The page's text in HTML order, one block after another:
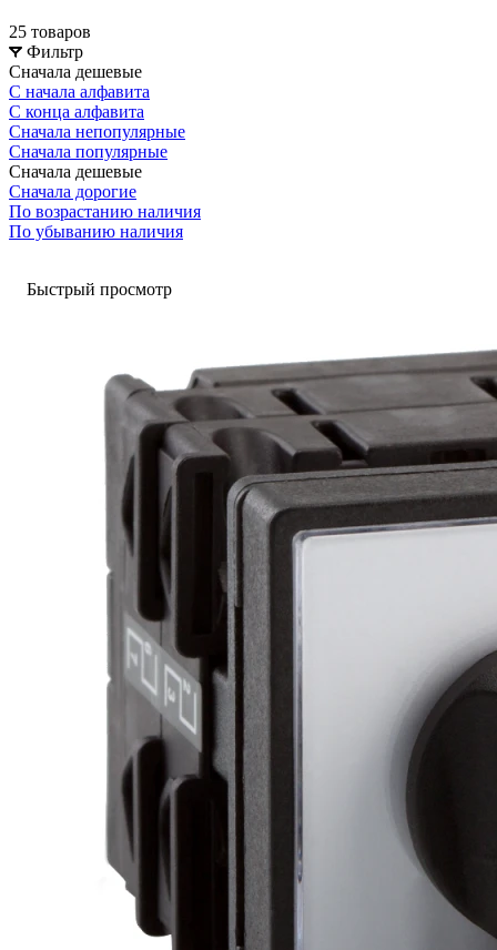
25 товаров
Фильтр
Сначала дешевые
С начала алфавита
С конца алфавита
Сначала непопулярные
Сначала популярные
Сначала дешевые
Сначала дорогие
По возрастанию наличия
По убыванию наличия
Быстрый просмотр